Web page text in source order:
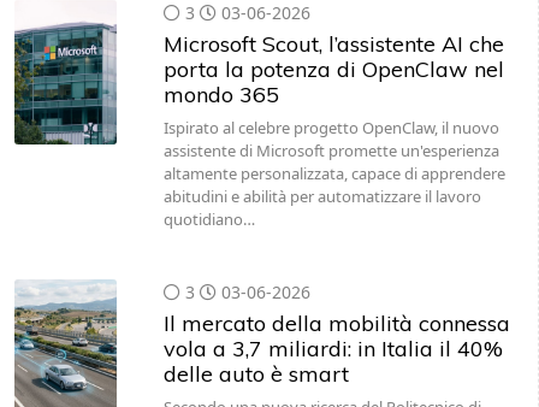
3 03-06-2026
Microsoft Scout, l’assistente AI che
porta la potenza di OpenClaw nel
mondo 365
Ispirato al celebre progetto OpenClaw, il nuovo
assistente di Microsoft promette un'esperienza
altamente personalizzata, capace di apprendere
abitudini e abilità per automatizzare il lavoro
quotidiano…
3 03-06-2026
Il mercato della mobilità connessa
vola a 3,7 miliardi: in Italia il 40%
delle auto è smart